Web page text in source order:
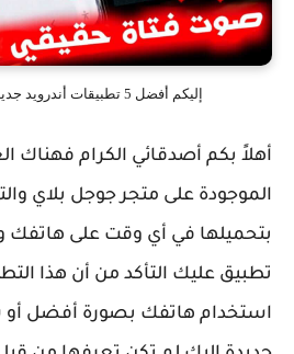
إليكم أفضل 5 تطبيقات أندرويد جديدة تستحق التجربة
أهلاً بكم أصدقائي الكرام فهناك
الموجودة على متجر جوجل بلاي
بتحميلها في أي وقت على هاتفك
تطبيق عليك التأكد من أن هذا
استخدام هاتفك بصورة أفضل أو